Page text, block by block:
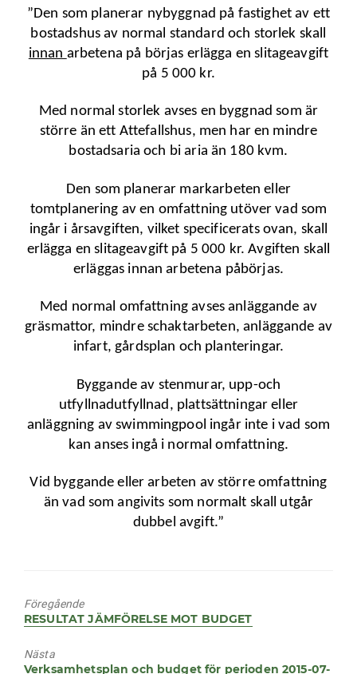
”Den som planerar nybyggnad på fastighet av ett
bostadshus av normal standard och storlek skall
innan arbetena på börjas erlägga en slitageavgift
på 5 000 kr.
Med normal storlek avses en byggnad som är
större än ett Attefallshus, men har en mindre
bostadsaria och bi aria än 180 kvm.
Den som planerar markarbeten eller
tomtplanering av en omfattning utöver vad som
ingår i årsavgiften, vilket specificerats ovan, skall
erlägga en slitageavgift på 5 000 kr. Avgiften skall
erläggas innan arbetena påbörjas.
Med normal omfattning avses anläggande av
gräsmattor, mindre schaktarbeten, anläggande av
infart, gårdsplan och planteringar.
Byggande av stenmurar, upp-och
utfyllnadutfyllnad, plattsättningar eller
anläggning av swimmingpool ingår inte i vad som
kan anses ingå i normal omfattning.
Vid byggande eller arbeten av större omfattning
än vad som angivits som normalt skall utgår
dubbel avgift.”
Föregående
Föregående
RESULTAT JÄMFÖRELSE MOT BUDGET
Nästa
Nästa
Verksamhetsplan och budget för perioden 2015-07-